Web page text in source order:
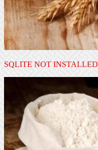
SQLITE NOT INSTALLED